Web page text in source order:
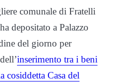
comunale di Fratelli
depositato a Palazzo
del giorno per
inserimento tra i beni
cosiddetta Casa del